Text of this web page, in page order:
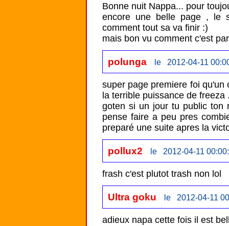
Bonne nuit Nappa... pour
encore une belle page , le
comment tout sa va finir :)
mais bon vu comment c'est
polunga le 2012-04-11
super page premiere foi
la terrible puissance de freeza
goten si un jour tu public ton
pense faire a peu pres
preparé une suite apres la
pollux2 le 2012-04-11
frash c'est plutot trash non lol
Ultra goku le 2012-04-11
adieux napa cette fois il est